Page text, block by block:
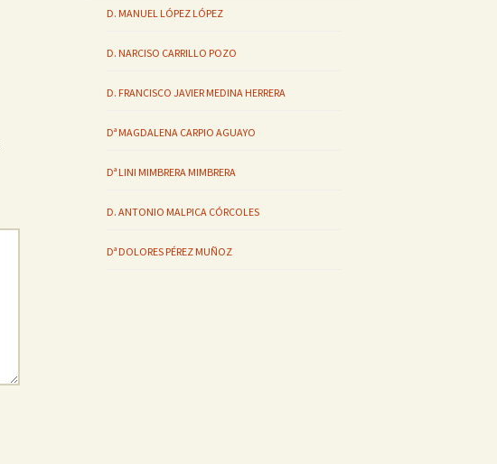
D. MANUEL LÓPEZ LÓPEZ
D. NARCISO CARRILLO POZO
D. FRANCISCO JAVIER MEDINA HERRERA
Dª MAGDALENA CARPIO AGUAYO
Dª LINI MIMBRERA MIMBRERA
D. ANTONIO MALPICA CÓRCOLES
Dª DOLORES PÉREZ MUÑOZ